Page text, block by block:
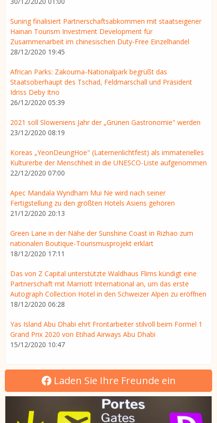
Suning finalisiert Partnerschaftsabkommen mit staatseigener
Hainan Tourism Investment Development für
Zusammenarbeit im chinesischen Duty-Free Einzelhandel
28/12/2020 19:45
African Parks: Zakouma-Nationalpark begrüßt das
Staatsoberhaupt des Tschad, Feldmarschall und Präsident
Idriss Deby Itno
26/12/2020 05:39
2021 soll Sloweniens Jahr der „Grünen Gastronomie" werden
23/12/2020 08:19
Koreas „YeonDeungHoe" (Laternenlichtfest) als immaterielles
Kulturerbe der Menschheit in die UNESCO-Liste aufgenommen
22/12/2020 07:00
Apec Mandala Wyndham Mui Ne wird nach seiner
Fertigstellung zu den größten Hotels Asiens gehören
21/12/2020 20:13
Green Lane in der Nähe der Sunshine Coast in Rizhao zum
nationalen Boutique-Tourismusprojekt erklärt
18/12/2020 17:11
Das von Z Capital unterstützte Waldhaus Flims kündigt eine
Partnerschaft mit Marriott International an, um das erste
Autograph Collection Hotel in den Schweizer Alpen zu eröffnen
18/12/2020 06:28
Yas Island Abu Dhabi ehrt Frontarbeiter stilvoll beim Formel 1
Grand Prix 2020 von Etihad Airways Abu Dhabi
15/12/2020 10:47
Laden Sie Ihre Freunde ein